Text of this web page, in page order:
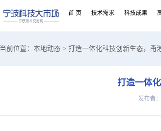
首 页 技术需求 科技成果
当前位置： 本地动态 > 打造一体化科技创新生态，甬
打造一体
发布者